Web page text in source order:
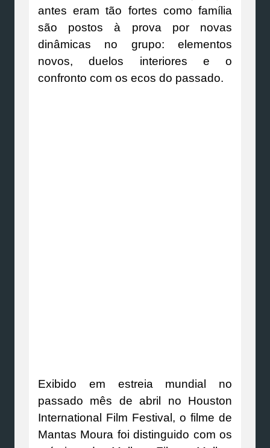
antes eram tão fortes como família
são postos à prova por novas
dinâmicas no grupo: elementos
novos, duelos interiores e o
confronto com os ecos do passado.
Exibido em estreia mundial no
passado mês de abril no Houston
International Film Festival, o filme de
Mantas Moura foi distinguido com os